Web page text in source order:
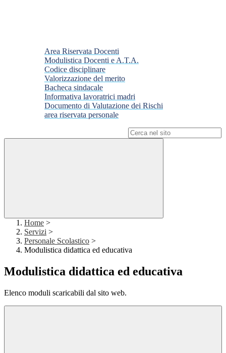
Area Riservata Docenti
Modulistica Docenti e A.T.A.
Codice disciplinare
Valorizzazione del merito
Bacheca sindacale
Informativa lavoratrici madri
Documento di Valutazione dei Rischi
area riservata personale
Home >
Servizi >
Personale Scolastico >
Modulistica didattica ed educativa
Modulistica didattica ed educativa
Elenco moduli scaricabili dal sito web.